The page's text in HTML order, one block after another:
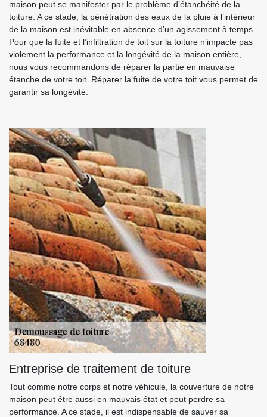
maison peut se manifester par le problème d’étanchéité de la
toiture. A ce stade, la pénétration des eaux de la pluie à l’intérieur
de la maison est inévitable en absence d’un agissement à temps.
Pour que la fuite et l’infiltration de toit sur la toiture n’impacte pas
violement la performance et la longévité de la maison entière,
nous vous recommandons de réparer la partie en mauvaise
étanche de votre toit. Réparer la fuite de votre toit vous permet de
garantir sa longévité.
Entreprise de traitement de toiture
Tout comme notre corps et notre véhicule, la couverture de notre
maison peut être aussi en mauvais état et peut perdre sa
performance. A ce stade, il est indispensable de sauver sa